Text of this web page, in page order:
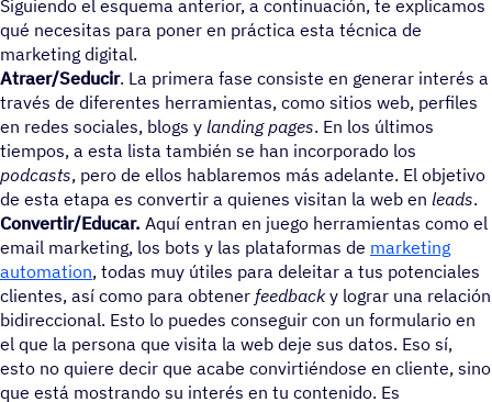
Siguiendo el esquema anterior, a continuación, te explicamos
qué necesitas para poner en práctica esta técnica de
marketing digital.
Atraer/Seducir. La primera fase consiste en generar interés a
través de diferentes herramientas, como sitios web, perfiles
en redes sociales, blogs y landing pages. En los últimos
tiempos, a esta lista también se han incorporado los
podcasts, pero de ellos hablaremos más adelante. El objetivo
de esta etapa es convertir a quienes visitan la web en leads.
Convertir/Educar. Aquí entran en juego herramientas como el
email marketing, los bots y las plataformas de marketing
automation, todas muy útiles para deleitar a tus potenciales
clientes, así como para obtener feedbacky lograr una relación
bidireccional. Esto lo puedes conseguir con un formulario en
el que la persona que visita la web deje sus datos. Eso sí,
esto no quiere decir que acabe convirtiéndose en cliente, sino
que está mostrando su interés en tu contenido. Es